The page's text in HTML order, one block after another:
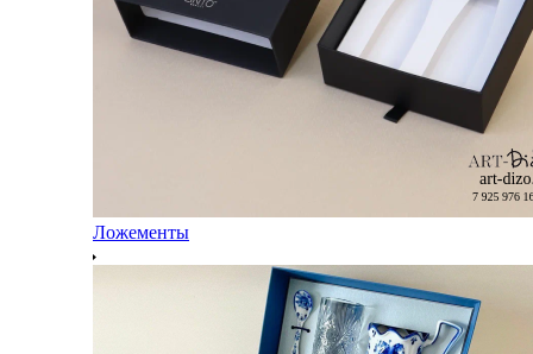
Ложементы